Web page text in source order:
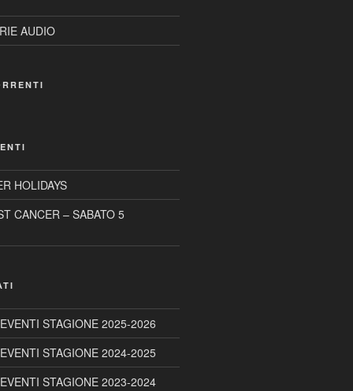
AUDIO
HOLIDAYS
CANCER – SABATO 5
STAGIONE 2025-2026
STAGIONE 2024-2025
STAGIONE 2023-2024